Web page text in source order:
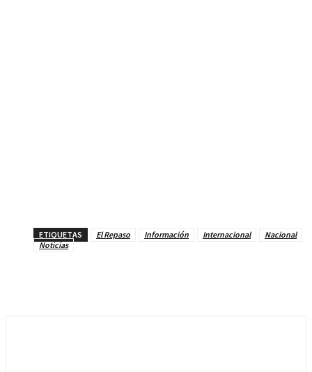
ETIQUETAS El Repaso Información Internacional
Nacional
Noticias